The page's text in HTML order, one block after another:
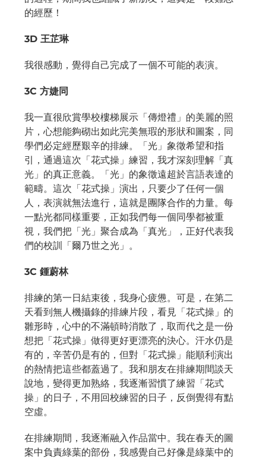
的經歷！
3D 王芷琳
我很感動，覺得自己完成了一個不可能的表演。
3C 方婕同
我一直很欣賞學校樓梯展示「傳燈禮」的美麗的照
片，心想能夠砌出如此完美無瑕的形狀和圖案，同
學們必定經歷艱辛的排練。「光」象徵希望和指
引，通過這次「花式操」練習，我才深刻理解「真
光」的真正意義。「光」的象徵遠超於言語表達的
範疇。這次「花式操」演出，只要少了任何一個
人，表演就無法進行，這就是團隊合作的力量。每
一點光都同樣重要，正如我們每一個同學都被重
視，我們把「光」聚合成為「真光」，正好代表我
們的校訓「爾乃世之光」。
3C 鍾蔚林
排練的第一日結束後，我身心疲憊。可是，在第二
天看到無人機攝錄的排練片段，看見「花式操」的
雛形時，心中的不滿頓時消散了，取而代之是一份
想把「花式操」做得更好更漂亮的決心。汗水仍是
有的，辛苦仍是有的，但對「花式操」能順利演出
的熱情把這些都蓋過了。我和朋友在排練期間談天
說地，變得更加熟絡，我逐漸習慣了練習「花式
操」的日子，不用回校練習的日子，反倒覺得有點
空虛。
在排練期間，我逐漸融入作品當中。我在春天的圖
案中負責綠葉的部份，我感覺自己好像是綠葉中的